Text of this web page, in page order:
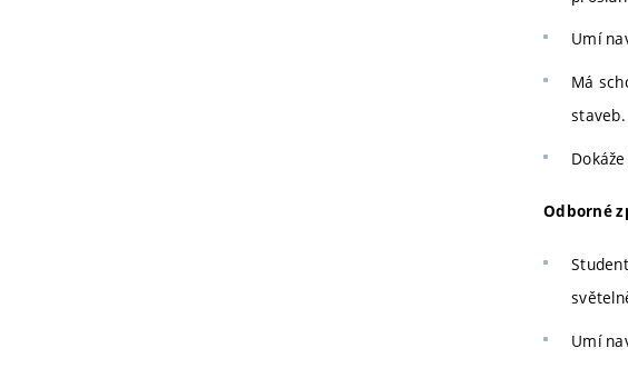
Umí
Má
staveb.
Odborné
Umí